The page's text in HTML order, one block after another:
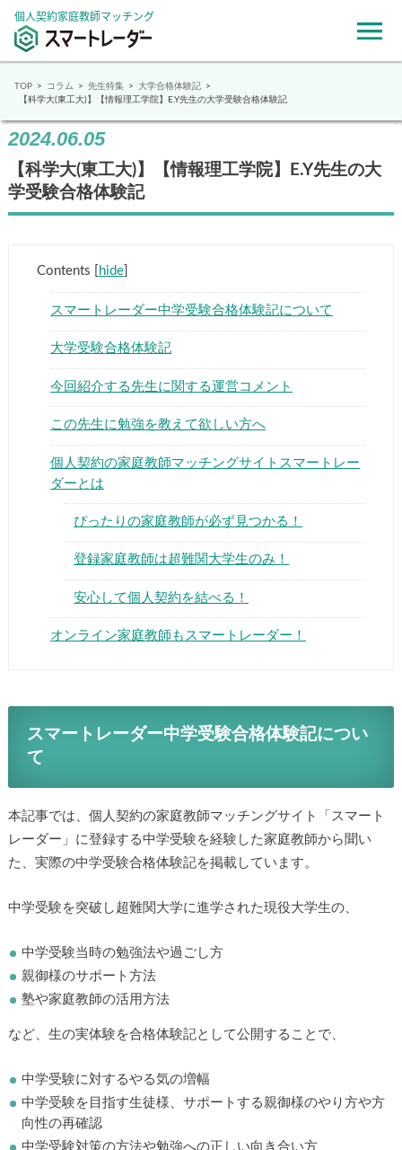
個人契約家庭教師マッチング
▶
TOP コラム 先生特集
大学合格体験記
【科学大(東工大)】【情報理工学院】E.Y先生の大学受験合格体験記
2024.06.05
【科学大(東工大)】【情報理工学院】E.Y先生の大
学受験合格体験記
Contents hide]
スマートレーダー中学受験合格体験記について
大学受験合格体験記
今回紹介する先生に関する運営コメント
この先生に勉強を教えて欲しい方へ
個人契約の家庭教師マッチングサイトスマートレー
ダーとは
ぴったりの家庭教師が必ず見つかる！
登録家庭教師は超難関大学生のみ！
安心して個人契約を結べる！
オンライン家庭教師もスマートレーダー！
スマートレーダー中学受験合格体験記につい
て
本記事では、個人契約の家庭教師マッチングサイト「スマート
レーダー」に登録する中学受験を経験した家庭教師から聞い
た、実際の中学受験合格体験記を掲載しています。
中学受験を突破し超難関大学に進学された現役大学生の、
中学受験当時の勉強法や過ごし方
親御様のサポート方法
塾や家庭教師の活用方法
など、生の実体験を合格体験記として公開することで、
中学受験に対するやる気の増幅
中学受験を目指す生徒様、サポートする親御様のやり方や方
向性の再確認
中学受験対策の方法や勉強への正しい向き合い方